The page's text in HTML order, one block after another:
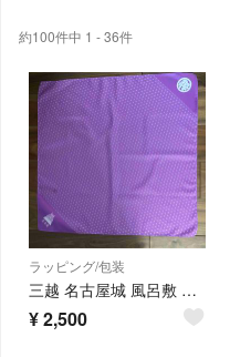
約100件中 1 - 36件
ラッピング/包装
三越 名古屋城 風呂敷 パープル 麻の葉模様
¥2,500